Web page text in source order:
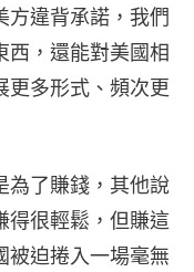
方違背承諾，我們
西，還能對美國相
更多形式、頻次更
為了賺錢，其他說
得很輕鬆，但賺這
被迫捲入一場毫無